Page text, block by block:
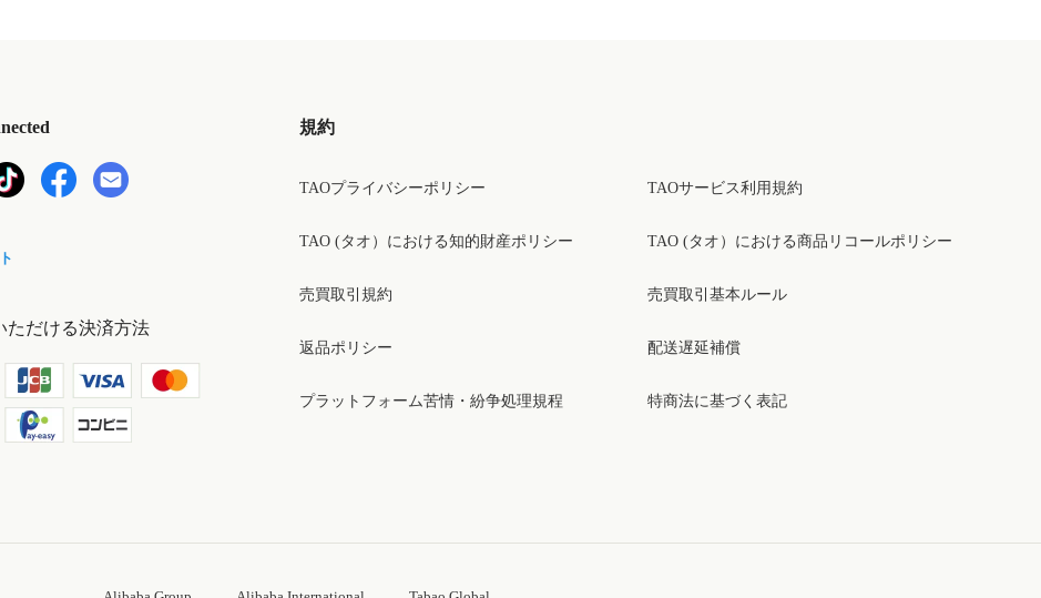
ただける決済方法
規約
TAOプライバシーポリシー
TAO (タオ）における知的財産ポリシー
売買取引規約
返品ポリシー
プラットフォーム苦情・紛争処理規程
TAOサービス利用規約
TAO (タオ）における商品リコールポリシー
売買取引基本ルール
配送遅延補償
特商法に基づく表記